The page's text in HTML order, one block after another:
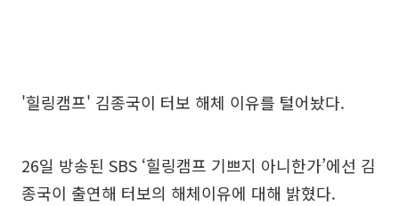
'힐링캠프' 김종국이 터보 해체 이유를 털어놨다.
26일 방송된 SBS ‘힐링캠프 기쁘지 아니한가’에선 김
종국이 출연해 터보의 해체이유에 대해 밝혔다.